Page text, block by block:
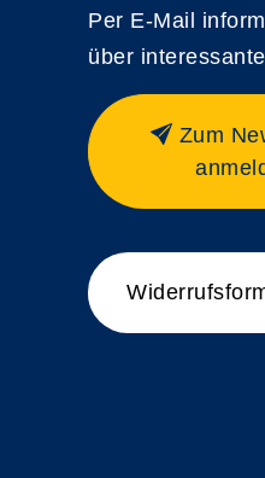
Per E-Mail
über
Zum